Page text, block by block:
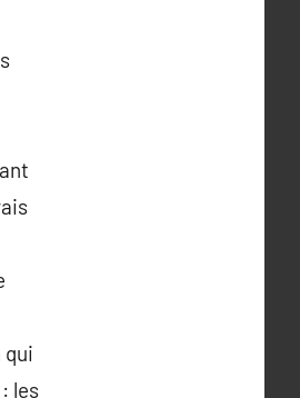
qui
les